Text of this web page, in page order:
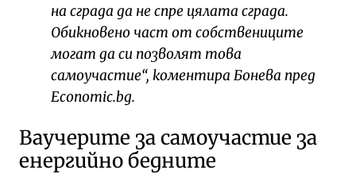
на сграда да не спре цялата сграда.
Обикновено част от собствениците
могат да си позволят това
самоучастие“, коментира Бонева пред
Economic.bg.
Ваучерите за самоучастие за
енергийно бедните